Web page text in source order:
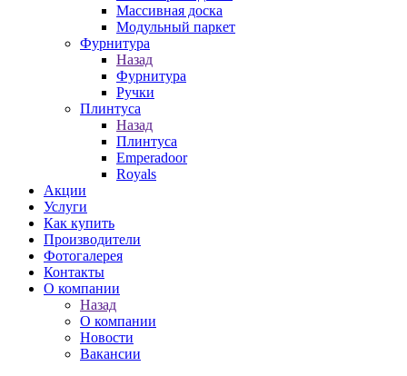
Массивная доска
Модульный паркет
Фурнитура
Назад
Фурнитура
Ручки
Плинтуса
Назад
Плинтуса
Emperadoor
Royals
Акции
Услуги
Как купить
Производители
Фотогалерея
Контакты
О компании
Назад
О компании
Новости
Вакансии